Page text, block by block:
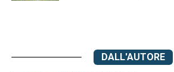
DALL'AUTORE